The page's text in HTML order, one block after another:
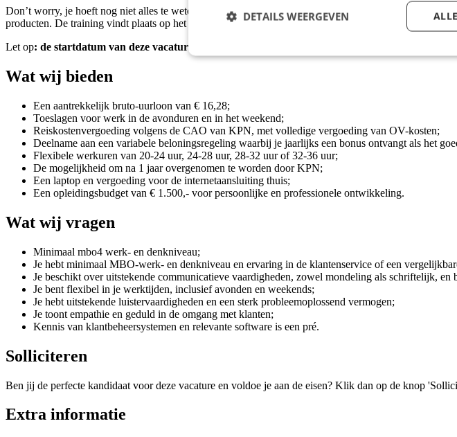
Don’t worry, je hoeft nog niet alles te weten vanaf je eerste dag. KPN leidt jou op tot volwaardig
producten. De training vindt plaats op het kantoor van KPN.
Let op: de startdatum van deze vacature ligt in week 44.
Wat wij bieden
Een aantrekkelijk bruto-uurloon van € 16,28;
Toeslagen voor werk in de avonduren en in het weekend;
Reiskostenvergoeding volgens de CAO van KPN, met volledige vergoeding van OV-kosten;
Deelname aan een variabele beloningsregeling waarbij je jaarlijks een bonus ontvangt als het
Flexibele werkuren van 20-24 uur, 24-28 uur, 28-32 uur of 32-36 uur;
De mogelijkheid om na 1 jaar overgenomen te worden door KPN;
Een laptop en vergoeding voor de internetaansluiting thuis;
Een opleidingsbudget van € 1.500,- voor persoonlijke en professionele ontwikkeling.
Wat wij vragen
Minimaal mbo4 werk- en denkniveau;
Je hebt minimaal MBO-werk- en denkniveau en ervaring in de klantenservice of een
Je beschikt over uitstekende communicatieve vaardigheden, zowel mondeling als schriftelijk, en
Je bent flexibel in je werktijden, inclusief avonden en weekends;
Je hebt uitstekende luistervaardigheden en een sterk probleemoplossend vermogen;
Je toont empathie en geduld in de omgang met klanten;
Kennis van klantbeheersystemen en relevante software is een pré.
Solliciteren
Ben jij de perfecte kandidaat voor deze vacature en voldoe je aan de eisen? Klik dan op de knop
Extra informatie
DETAILS WEERGEVEN